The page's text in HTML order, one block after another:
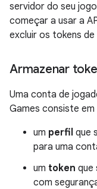
servidor do seu
começar a usar a
excluir os tokens
Armazenar
Uma conta de
Games consiste
um perfil que
para uma
um token que
com